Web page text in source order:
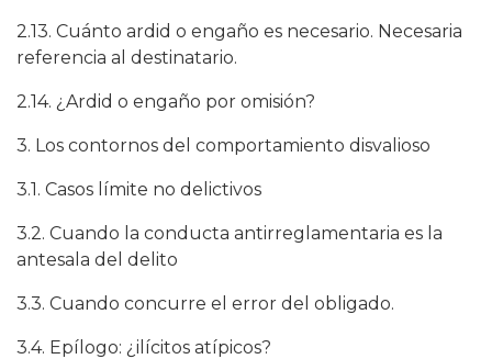
2.13. Cuánto ardid o engaño es necesario. Necesaria
referencia al destinatario.
2.14. ¿Ardid o engaño por omisión?
3. Los contornos del comportamiento disvalioso
3.1. Casos límite no delictivos
3.2. Cuando la conducta antirreglamentaria es la
antesala del delito
3.3. Cuando concurre el error del obligado.
3.4. Epílogo: ¿ilícitos atípicos?